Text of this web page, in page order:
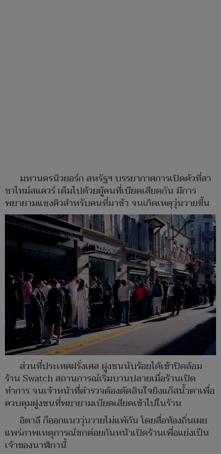
มหานครนิวยอร์ก สหรัฐฯ บรรยากาศการเปิดตัวที่สา
ขาไทม์สแควร์ เต็มไปด้วยผู้คนที่เบียดเสียดกัน มีการ
พยายามแซงคิวสำหรับคนที่มาช้า จนเกิดเหตุวุ่นวายขึ้น
ส่วนที่ประเทศฝรั่งเศส ฝูงชนนับร้อยได้เข้าปิดล้อม
ร้าน Swatch สถานการณ์เริ่มบานปลายเมื่อร้านเปิด
ทำการ จนเจ้าหน้าที่ตำรวจต้องตัดสินใจยิงแก๊สน้ำตาเพื่อ
ควบคุมฝูงชนที่พยายามเบียดเสียดเข้าไปในร้าน
อิตาลี ก็ออกแนววุ่นวายไม่แพ้กัน โดยสื่อท้องถิ่นเผย
แพร่ภาพเหตุการณ์ชกต่อยกันหน้าเปิดร้านเพื่อแย่งเป็น
เจ้าของนาฬิกานี้